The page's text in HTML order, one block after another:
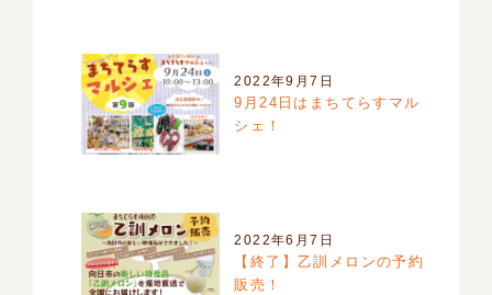
2022年9月7日
9月24日はまちてらすマル
シェ！
2022年6月7日
【終了】乙訓メロンの予約
販売！